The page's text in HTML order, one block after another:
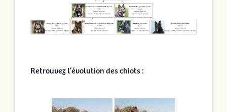
Retrouvez l’évolution des chiots :